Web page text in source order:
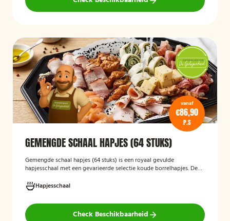
vanaf
€86,90
P.S
GEMENGDE SCHAAL HAPJES (64 STUKS)
Gemengde schaal hapjes (64 stuks) is een royaal gevulde
hapjesschaal met een gevarieerde selectie koude borrelhapjes. De
recepties, bedrijfsborrels en andere feestelijke gelegenheden. Met
64 hapjes is deze schaal geschikt om een grotere groep gasten te
voorzien van smakelijke en gevarieerde snacks.
Hapjesschaal
Check Beschikbaarheid